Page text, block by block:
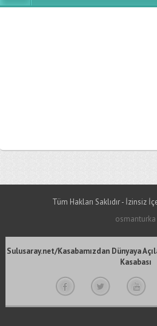
Tüm Hakları Saklıdır - İzinsiz
osmanturka
Sulusaray.net/Kasabamızdan Dünyaya
Kasabası